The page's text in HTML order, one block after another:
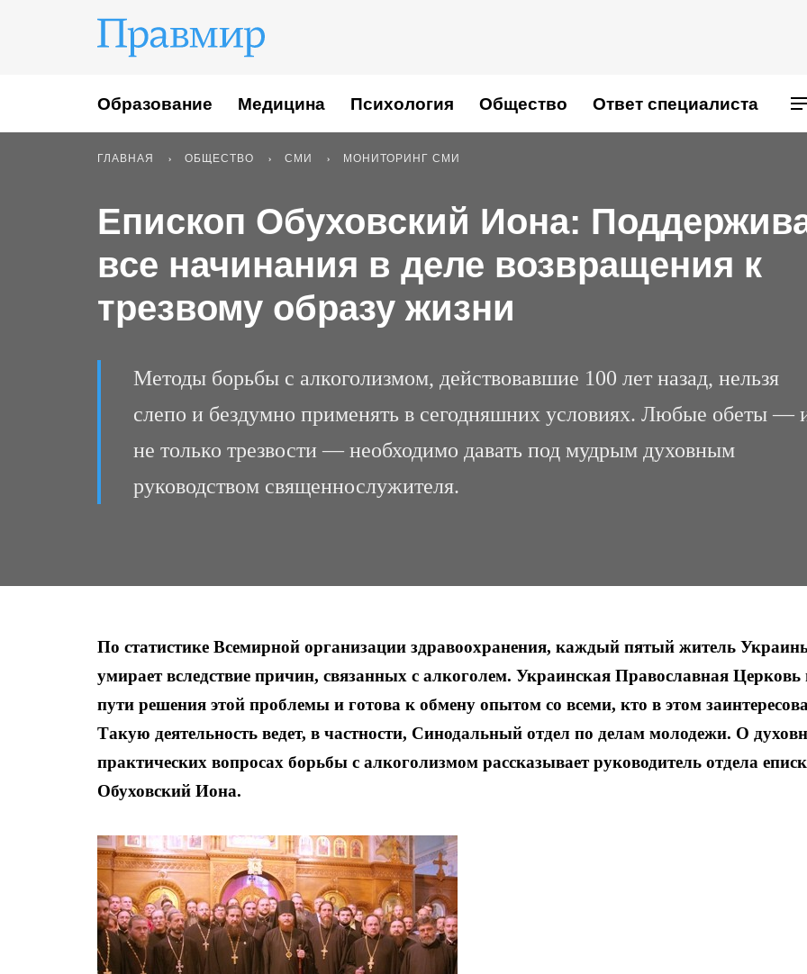
Образование Медицина Психология Общество Ответ специалиста
ГЛАВНАЯ ОБЩЕСТВО СМИ МОНИТОРИНГ СМИ
Епископ Обуховский Иона:
все начинания в деле возвращения к
трезвому образу жизни
Методы борьбы с алкоголизмом, действовавшие 100 лет назад, нельзя
слепо и бездумно применять в сегодняшних условиях. Любые обеты —
не только трезвости — необходимо давать под мудрым духовным
руководством священнослужителя.
По статистике Всемирной организации здравоохранения, каждый пятый житель
умирает вследствие причин, связанных с алкоголем. Украинская Православная Церковь
пути решения этой проблемы и готова к обмену опытом со всеми, кто в этом
Такую деятельность ведет, в частности, Синодальный отдел по делам молодежи. О
практических вопросах борьбы с алкоголизмом рассказывает руководитель отдела
Обуховский Иона.